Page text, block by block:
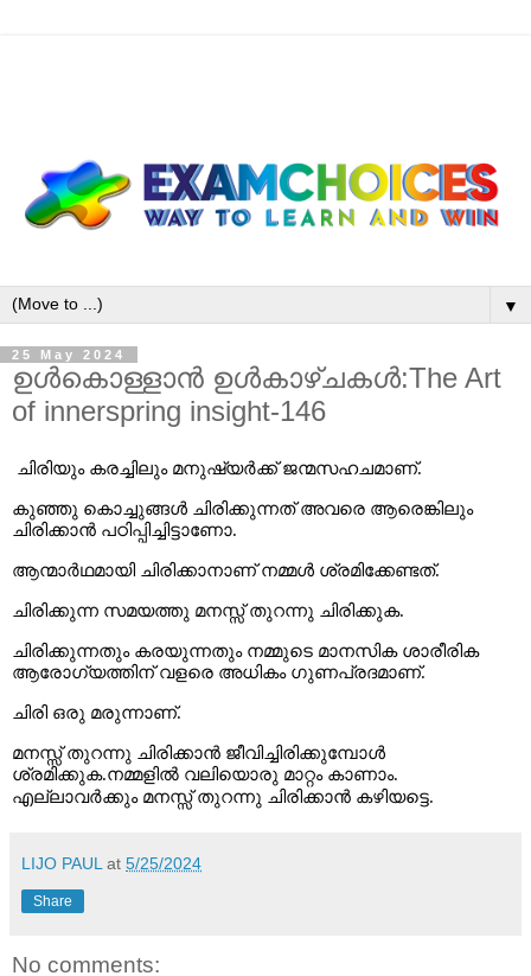
▼
25 May 2024
ഉൾകൊള്ളാൻ ഉൾകാഴ്ചകൾ:The Art
of innerspring insight-146
ചിരിയും കരച്ചിലും മനുഷ്യർക്ക്‌ജന്മസഹചമാണ്.
കുഞ്ഞു കൊച്ചുങ്ങൾ ചിരിക്കുന്നത് അവരെ ആരെങ്കിലും
ചിരിക്കാൻ പഠിപ്പിച്ചിട്ടാണോ.
ആന്മാർഥമായി ചിരിക്കാനാണ് നമ്മൾ ശ്രമിക്കേണ്ടത്.
ചിരിക്കുന്ന സമയത്തു മനസ്സ് തുറന്നു ചിരിക്കുക.
ചിരിക്കുന്നതും കരയുന്നതും നമ്മുടെ മാനസിക ശാരീരിക
ആരോഗ്യത്തിന് വളരെ അധികം ഗുണപ്രദമാണ്.
ചിരി ഒരു മരുന്നാണ്.
മനസ്സ് തുറന്നു ചിരിക്കാൻ ജീവിച്ചിരിക്കുമ്പോൾ
ശ്രമിക്കുക.നമ്മളിൽ വലിയൊരു മാറ്റം കാണാം.
എല്ലാവർക്കും മനസ്സ് തുറന്നു ചിരിക്കാൻ കഴിയട്ടെ.
LIJO PAUL at 5/25/2024
Share
No comments: